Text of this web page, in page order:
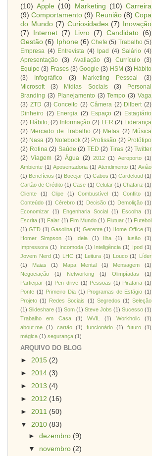
(10) Apple (10) Marketing (10) Carreira
(9) Comportamento (9) Reunião (8) Copa
do Mundo (7) Curiosidades (7)
Inovação
(7)
Internet (7) Livro (7) Candidato (6)
Gestão (6) Iphone (6) Chefe (5) Trabalho (5)
Empresa (4) Entrevista (4) Ipad (4) Salário (4)
Apresentação (3) Avaliação (3) Currículo (3)
Equipe (3) Frases (3) Google (3) HSM (3) Hábito
(3)
Infográfico (3) Marketing Pessoal
(3)
Microsoft
(3) Mídias Sociais (3)
Personal
Branding (3) Planejamento (3) Tempo (3) Vaga
(3) ZTD (3) Conceito (2) Câmera (2) Dilbert (2)
Dinheiro (2) Energia (2) Espaço (2) Estagiário
(2) Hábito; (2) Informação (2) LER (2) Liderança
(2) Mercado de Trabalho (2) Metas (2) Música
(2) Nasa (2) Notebook (2) Profissão (2) Protótipo
(2) Rotina (2) Saúde (2) TED (2) Tiras (2) Twitter
(2) Viagem (2) Água (2) 2012 (1) Aeroporto (1)
Ambiente (1) Aposentadoria (1) Atendimento (1) Avião
(1) Benefícios (1) Bocejar (1) Cabos (1) Cardcloud (1)
Cartão de Crédito (1) Case (1) Celular (1) Chafariz (1)
Cliente
(1) Clipe (1) Combustível (1) Conflito
(1)
Conteúdo (1) Cérebro (1) Decisão (1) Demolição (1)
Economizar (1) Engenharia Social (1) Escolha (1)
Escrita (1) Falar (1) Fim Mundo (1) Flutuar (1) Futebol
(1) GTD (1) Gasolina (1) Gerente (1) Home Office (1)
Homer Simpson
(1) Ideia (1) Ilha (1) Ilusão
(1)
Impressora (1) Incomoda (1) Inteligência (1) Ipod (1)
Jovem Nerd (1) LHC (1) Leitura (1) Louco (1)
Líder
(1)
Maias (1) Mapa Mental (1) Mensagem
(1)
Negociação
(1) Networking (1) Olimpíadas
(1)
Participar (1) Pen drive (1) Pessoas (1) Pirataria (1)
Ponte (1) Primeiro Dia (1) Programas de Estágio (1)
Projeto (1) Redes Sociais (1) Segredos (1) Seleção
(1) Slideshare (1) Som (1) Steve Jobs (1) Sucesso (1)
Trabalho em Casa
(1) WVIL (1) Workholic
(1)
about.me
(1) cartão (1) funcionário (1) futuro
(1)
mágica (1) segurança (1)
ARQUIVO DO BLOG
► 2015 (2)
► 2014 (3)
► 2013 (4)
► 2012 (16)
► 2011 (50)
▼ 2010 (83)
►dezembro (9)
▼ novembro (2)